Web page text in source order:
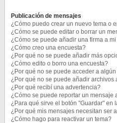
Publicación de mensajes
¿Cómo puedo crear un nuevo tema o
¿Cómo se puede editar o borrar un
¿Cómo se puede añadir una firma a
¿Cómo creo una encuesta?
¿Por qué no se puede añadir más
¿Cómo edito o borro una encuesta?
¿Por qué no se puede acceder a
¿Por qué no se puede añadir archivos
¿Por qué recibí una advertencia?
¿Cómo se puede reportar un mensaje
¿Para qué sirve el botón "Guardar" en
¿Por qué mis mensajes necesitan ser
¿Cómo hago para reactivar un tema?